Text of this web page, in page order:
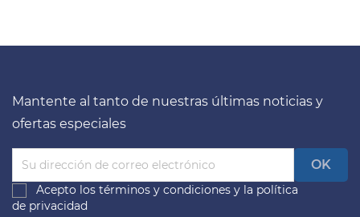
Mantente al tanto de nuestras últimas noticias y
ofertas especiales
Acepto los términos y condiciones y la política
de privacidad